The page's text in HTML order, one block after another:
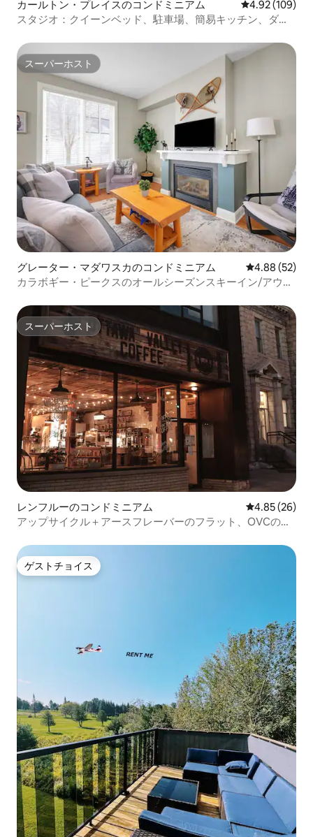
カールトン・プレイスのコンドミニアム レビュー109
4.92 (109)
スタジオ：クイーンベッド、駐車場、簡易キッチン、ダウ
スーパーホスト
スーパーホスト
グレーター・マダワスカのコンドミニアム レビュー52
4.88 (52)
カラボギー・ピークスのオールシーズンスキーイン/アウト
スーパーホスト
スーパーホスト
レンフルーのコンドミニアム レビュー26
4.85 (26)
アップサイクル＋アースフレーバーのフラット、OVCの上
ゲストチョイス
ゲストチョイス